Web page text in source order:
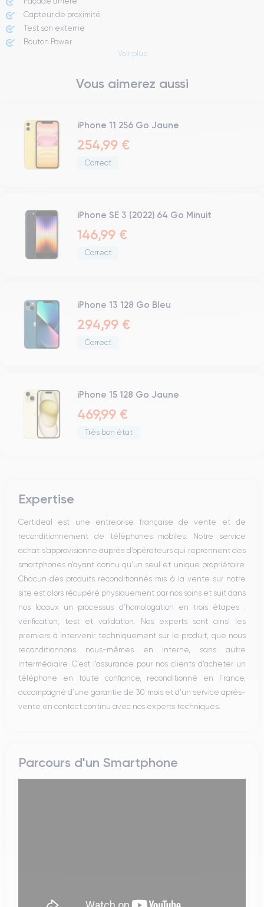
Capteur de proximité
Test son externe
Bouton Power
Boutons volume
Bouton Home
Bluetooth
WiFi
Réseau
Voir plus
Vous aimerez aussi
iPhone 11 256 Go Jaune
254,99 €
Correct
iPhone SE 3 (2022) 64 Go Minuit
146,99 €
Correct
iPhone 13 128 Go Bleu
294,99 €
Correct
iPhone 15 128 Go Jaune
469,99 €
Très bon état
Expertise
Certideal est une entreprise française de vente et de
reconditionnement de téléphones mobiles. Notre service
achat s’approvisionne auprès d’opérateurs qui reprennent des
smartphones n’ayant connu qu’un seul et unique propriétaire.
Chacun des produits reconditionnés mis à la vente sur notre
site est alors récupéré physiquement par nos soins et suit dans
nos locaux un processus d’homologation en trois étapes :
vérification, test et validation. Nos experts sont ainsi les
premiers à intervenir techniquement sur le produit, que nous
reconditionnons nous-mêmes en interne, sans autre
intermédiaire. C’est l’assurance pour nos clients d’acheter un
téléphone en toute confiance, reconditionné en France,
accompagné d’une garantie de 30 mois et d’un service après-
vente en contact continu avec nos experts techniques.
Parcours d'un Smartphone